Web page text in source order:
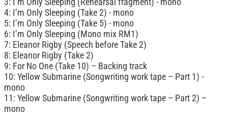
4: I’m Only Sleeping (Take 2) - mono
5: I’m Only Sleeping (Take 5) - mono
6: I’m Only Sleeping (Mono mix RM1)
7: Eleanor Rigby (Speech before Take 2)
8: Eleanor Rigby (Take 2)
9: For No One (Take 10) – Backing track
10: Yellow Submarine (Songwriting work tape – Part 1) -
mono
11: Yellow Submarine (Songwriting work tape – Part 2) –
mono